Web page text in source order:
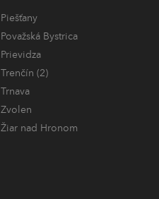
Piešťany
Považská Bystrica
Prievidza
Trenčín (2)
Trnava
Zvolen
Žiar nad Hronom